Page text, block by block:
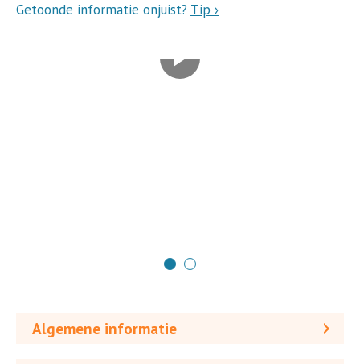
Getoonde informatie onjuist? Tip ›
Algemene informatie